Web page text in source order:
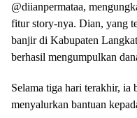
@diianpermataa,
fitur story-nya. Dian, yang
banjir di Kabupaten
berhasil mengumpulkan
Selama tiga hari terakhir, ia
menyalurkan bantuan